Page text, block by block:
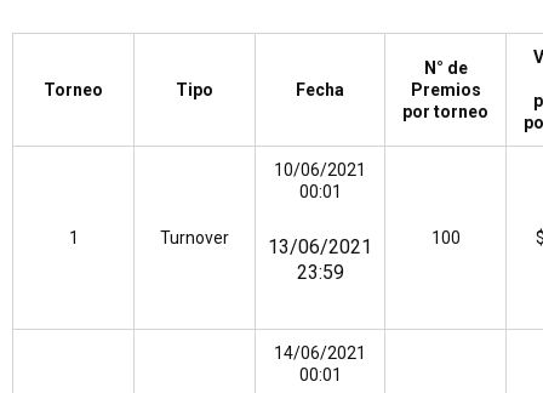
Torneo Tipo Fecha
N° de
Premios
por torneo
1 Turnover
10/06/2021
00:01
13/06/2021
23:59
100
14/06/2021
00:01